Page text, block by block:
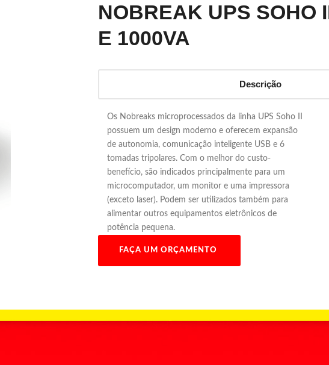
NOBREAK UPS SOHO
E 1000VA
Descrição
Os Nobreaks microprocessados da linha UPS Soho II
possuem um design moderno e oferecem expansão
de autonomia, comunicação inteligente USB e 6
tomadas tripolares. Com o melhor do custo-
benefício, são indicados principalmente para um
microcomputador, um monitor e uma impressora
(exceto laser). Podem ser utilizados também para
alimentar outros equipamentos eletrônicos de
potência pequena.
FAÇA UM ORÇAMENTO